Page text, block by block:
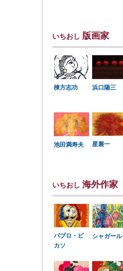
いちおし 版画家
棟方志功 浜口陽三
池田満寿夫 星襄一
いちおし 海外作家
パブロ・ピ
カソ
シャガール